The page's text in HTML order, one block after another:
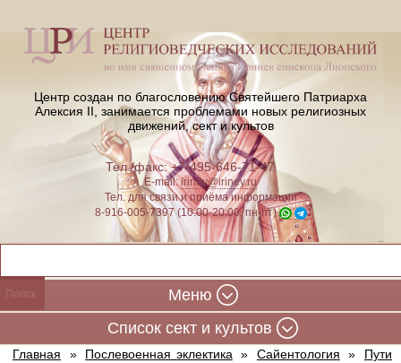
Центр создан по благословению Святейшего Патриарха
Алексия II, занимается проблемами новых религиозных
движений, сект и культов
Тел./факс: +7-495-646-71-47
E-mail:iriney@iriney.ru
Тел. для связи и приёма информации
8-916-005-7397 (10:00-20:00, пн-пт)
Меню
Cписок сект и культов
Главная » Послевоенная эклектика » Сайентология »
Пути